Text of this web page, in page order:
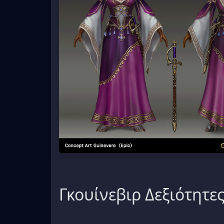
Γκουίνεβιρ Δεξιότητες